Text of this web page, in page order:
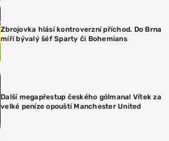
Zbrojovka hlásí kontroverzní příchod. Do Brna
míří bývalý šéf Sparty či Bohemians
Další megapřestup českého gólmana! Vítek za
velké peníze opouští Manchester United